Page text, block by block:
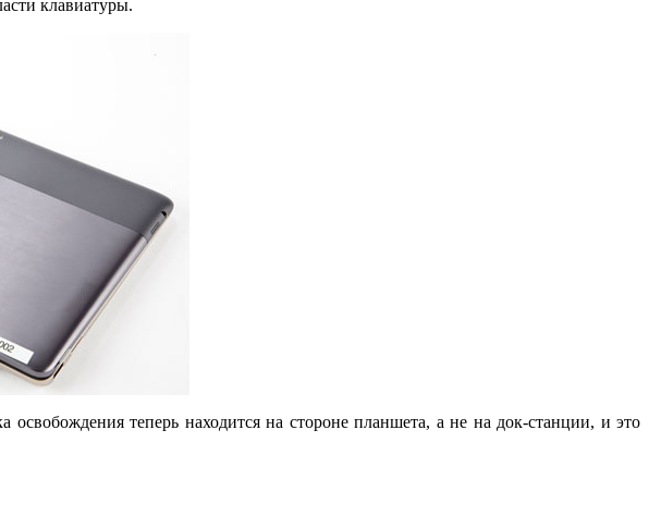
клавиатуры.
теперь находится на стороне планшета, а не на док-станции, и это